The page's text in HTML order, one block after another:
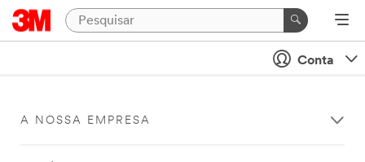
Conta
A NOSSA EMPRESA